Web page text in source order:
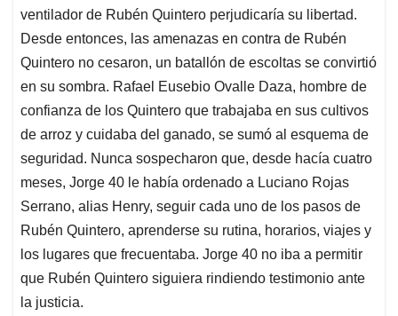
ventilador de Rubén Quintero perjudicaría su libertad.
Desde entonces, las amenazas en contra de Rubén
Quintero no cesaron, un batallón de escoltas se convirtió
en su sombra. Rafael Eusebio Ovalle Daza, hombre de
confianza de los Quintero que trabajaba en sus cultivos
de arroz y cuidaba del ganado, se sumó al esquema de
seguridad. Nunca sospecharon que, desde hacía cuatro
meses, Jorge 40 le había ordenado a Luciano Rojas
Serrano, alias Henry, seguir cada uno de los pasos de
Rubén Quintero, aprenderse su rutina, horarios, viajes y
los lugares que frecuentaba. Jorge 40 no iba a permitir
que Rubén Quintero siguiera rindiendo testimonio ante
la justicia.